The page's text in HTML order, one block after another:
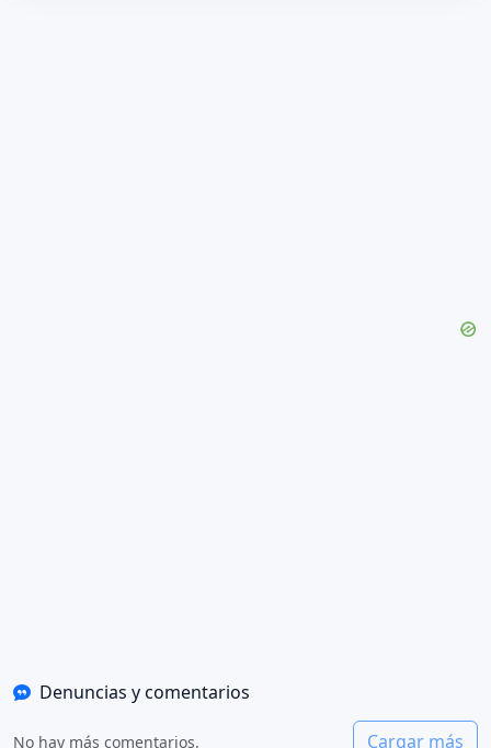
Denuncias y comentarios
No hay más comentarios. Cargar más